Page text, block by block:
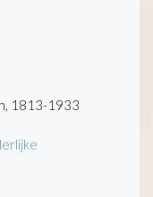
1813-1933